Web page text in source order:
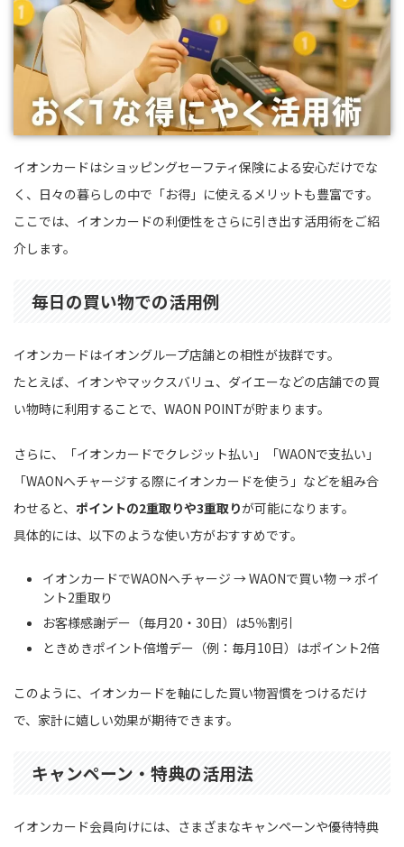
イオンカードはショッピングセーフティ保険による安心だけでな
く、日々の暮らしの中で「お得」に使えるメリットも豊富です。
ここでは、イオンカードの利便性をさらに引き出す活用術をご紹
介します。
毎日の買い物での活用例
イオンカードはイオングループ店舗との相性が抜群です。
たとえば、イオンやマックスバリュ、ダイエーなどの店舗での買
い物時に利用することで、WAON POINTが貯まります。
さらに、「イオンカードでクレジット払い」「WAONで支払い」
「WAONへチャージする際にイオンカードを使う」などを組み合
わせると、 ポイントの2重取りや3重取りが可能になります。
具体的には、以下のような使い方がおすすめです。
イオンカードでWAONへチャージ → WAONで買い物 → ポイ
ント2重取り
お客様感謝デー（毎月20・30日）は5％割引
ときめきポイント倍増デー（例：毎月10日）はポイント2倍
このように、イオンカードを軸にした買い物習慣をつけるだけ
で、家計に嬉しい効果が期待できます。
キャンペーン・特典の活用法
イオンカード会員向けには、さまざまなキャンペーンや優待特典